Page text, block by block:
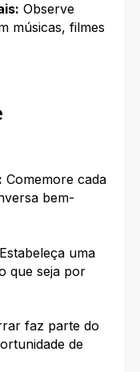
Observe
músicas, filmes
Comemore cada
bem-
Estabeleça uma
que seja por
faz parte do
de